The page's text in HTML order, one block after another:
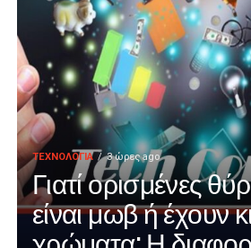
ΤΕΧΝΟΛΟΓΙΑ 3 ώρες ago
Γιατί ορισμένες
είναι μωβ ή έχουν